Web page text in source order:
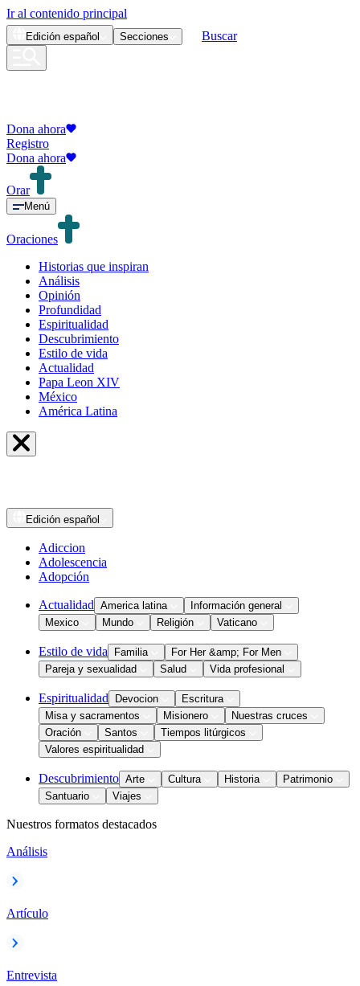
Ir al contenido principal
Edición español Secciones Buscar
Dona ahora
Registro
Dona ahora
Orar
Menú
Oraciones
Historias que inspiran
Análisis
Opinión
Profundidad
Espiritualidad
Descubrimiento
Estilo de vida
Actualidad
Papa Leon XIV
México
América Latina
Edición español
Adiccion
Adolescencia
Adopción
Actualidad America latina
Información general
Mexico
Mundo Religión Vaticano
Estilo de vida Familia
For Her &amp; For Men
Pareja y sexualidad
Salud Vida profesional
Espiritualidad Devocion
Escritura
Misa y sacramentos
Misionero
Nuestras cruces
Oración
Santos
Tiempos litúrgicos
Valores espiritualidad
Descubrimiento Arte Cultura Historia
Patrimonio
Santuario
Viajes
Nuestros formatos destacados
Análisis
Artículo
Entrevista